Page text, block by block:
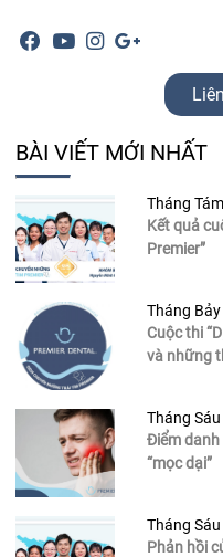
BÀI VIẾT MỚI NHẤT
Tháng
Kết quả
Premier”
Tháng Bảy
Cuộc thi
và những
Tháng Sáu
Điểm
“mọc dại”
Tháng Sáu
Phản hồi